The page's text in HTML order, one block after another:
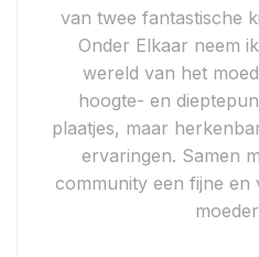
van twee fantastische
Onder Elkaar neem
wereld van het
hoogte- en
plaatjes, maar
ervaringen. Samen
community een fijne